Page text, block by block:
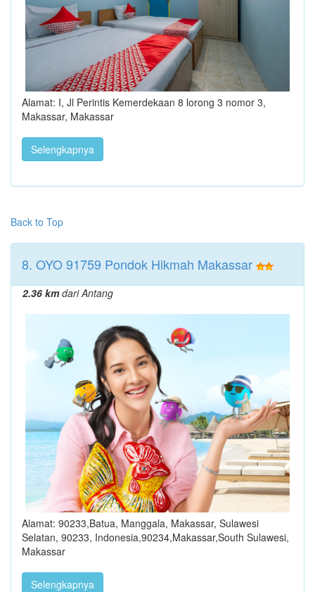
Alamat: I, Jl Perintis Kemerdekaan 8 lorong 3 nomor 3,
Makassar, Makassar
Selengkapnya
Back to Top
8. OYO 91759 Pondok Hikmah Makassar
2.36 kmdari Antang
Alamat: 90233,Batua, Manggala, Makassar, Sulawesi
Selatan, 90233, Indonesia,90234,Makassar,South Sulawesi,
Makassar
Selengkapnya